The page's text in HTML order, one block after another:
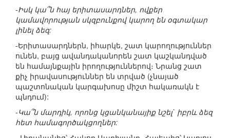
-Իսկ կա՞ն հայ երիտասարդներ, ովքեր
կամավորության սկզբունքով կարող են օգտակար
լինել ձեզ:
-Երիտասարդներն, իհարկե, շատ կարողություններ
ունեն, բայց ավանդականորեն շատ կաշկանդված
են համայնքային իրողություններով։ Նրանց շատ
քիչ իրավասություններ են տրված (չնայած
պաշտոնական կարգախոսը միշտ հակառակն է
պնդում):
-Կա՞ն մարդիկ, որոնց կցանկանայիք նշել` իբրև ձեզ
հետ համագործակցողներ: